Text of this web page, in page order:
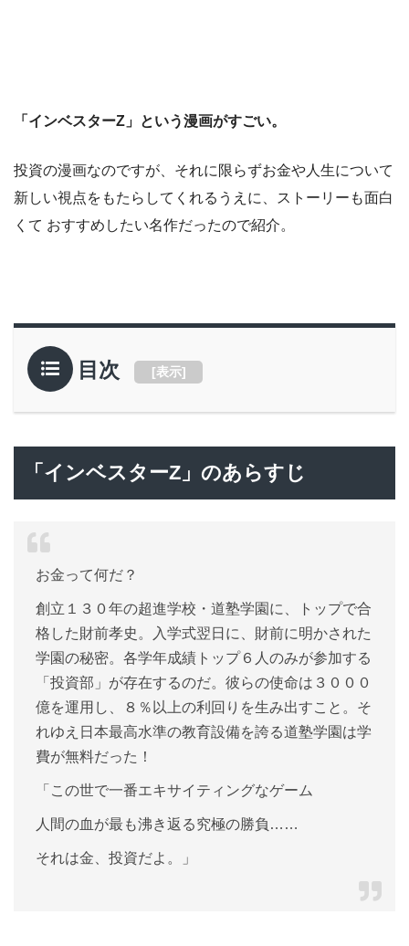
「インベスターZ」という漫画がすごい。
投資の漫画なのですが、それに限らずお金や人生について
新しい視点をもたらしてくれるうえに、ストーリーも面白
くて おすすめしたい名作だったので紹介。
目次 [表示]
「インベスターZ」のあらすじ
お金って何だ？
創立１３０年の超進学校・道塾学園に、トップで合
格した財前孝史。入学式翌日に、財前に明かされた
学園の秘密。各学年成績トップ６人のみが参加する
「投資部」が存在するのだ。彼らの使命は３０００
億を運用し、８％以上の利回りを生み出すこと。そ
れゆえ日本最高水準の教育設備を誇る道塾学園は学
費が無料だった！
「この世で一番エキサイティングなゲーム
人間の血が最も沸き返る究極の勝負……
それは金、投資だよ。」